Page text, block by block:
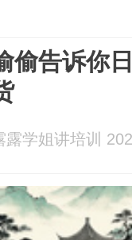
偷告诉你
露学姐讲培训